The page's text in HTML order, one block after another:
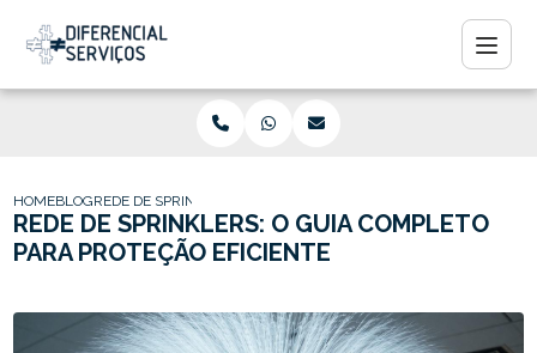
HOMEBLOGREDE DE SPRINKLERS: O GUIA COMPLETO PARA PROTEÇÃO
REDE DE SPRINKLERS: O GUIA COMPLETO
PARA PROTEÇÃO EFICIENTE